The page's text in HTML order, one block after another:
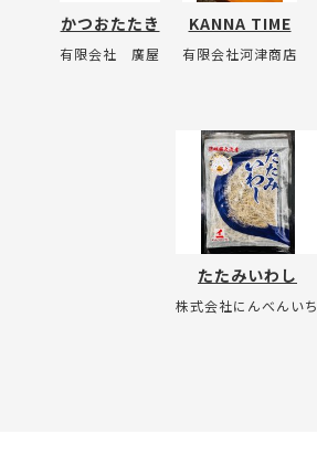
かつおたたき
有限会社 廣屋
KANNA TIME
有限会社河津商店
たたみいわし
株式会社にんべんいち